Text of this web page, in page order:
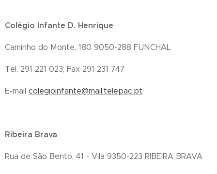
Colégio Infante D. Henrique
Caminho do Monte, 180 9050-288 FUNCHAL
Tel. 291 221 023; Fax 291 231 747
E-mail colegioinfante@mail.telepac.pt
Ribeira Brava
Rua de São Bento, 41 - Vila 9350-223 RIBEIRA BRAVA